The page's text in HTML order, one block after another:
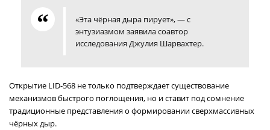
«Эта чёрная дыра пирует», — с
энтузиазмом заявила соавтор
исследования Джулия Шарвахтер.
Открытие LID-568 не только подтверждает существование
механизмов быстрого поглощения, но и ставит под сомнение
традиционные представления о формировании сверхмассивных
чёрных дыр.